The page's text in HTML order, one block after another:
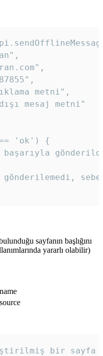
metni",
mesaj metni"
'ok') {
sayfanın başlığını
yararlı olabilir)
bir sayfa